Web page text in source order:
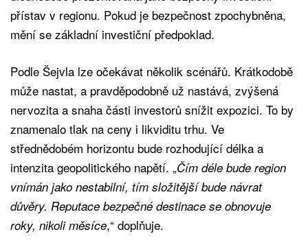
přístav v regionu. Pokud je bezpečnost zpochybněna,
mění se základní investiční předpoklad.
Podle Šejvla lze očekávat několik scénářů. Krátkodobě
může nastat, a pravděpodobně už nastává, zvýšená
nervozita a snaha části investorů snížit expozici. To by
znamenalo tlak na ceny i likviditu trhu. Ve
střednědobém horizontu bude rozhodující délka a
intenzita geopolitického napětí. „Čím déle bude region
vnímán jako nestabilní, tím složitější bude návrat
důvěry. Reputace bezpečné destinace se obnovuje
roky, nikoli měsíce,“ doplňuje.